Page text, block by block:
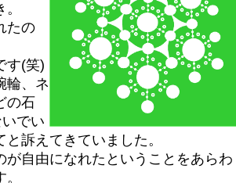
たの
す(笑)
輪、ネ
の石
でい
訴えてきていました。
が自由になれたということをあらわ